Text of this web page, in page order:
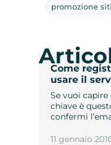
promozione siti
Come
usare il
Se vuoi
chiave è
confermi
11 gennaio